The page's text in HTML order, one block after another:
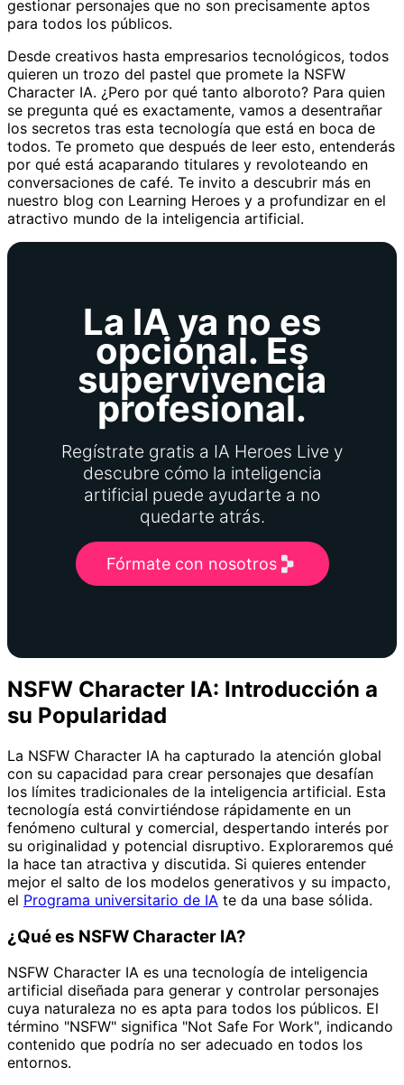
gestionar personajes que no son precisamente aptos
para todos los públicos.
Desde creativos hasta empresarios tecnológicos, todos
quieren un trozo del pastel que promete la NSFW
Character IA. ¿Pero por qué tanto alboroto? Para quien
se pregunta qué es exactamente, vamos a desentrañar
los secretos tras esta tecnología que está en boca de
todos. Te prometo que después de leer esto, entenderás
por qué está acaparando titulares y revoloteando en
conversaciones de café. Te invito a descubrir más en
nuestro blog con Learning Heroes y a profundizar en el
atractivo mundo de la inteligencia artificial.
La IA ya no es
opcional. Es
supervivencia
profesional.
Regístrate gratis a IA Heroes Live y
descubre cómo la inteligencia
artificial puede ayudarte a no
quedarte atrás.
Fórmate con nosotros
NSFW Character IA: Introducción a
su Popularidad
La NSFW Character IA ha capturado la atención global
con su capacidad para crear personajes que desafían
los límites tradicionales de la inteligencia artificial. Esta
tecnología está convirtiéndose rápidamente en un
fenómeno cultural y comercial, despertando interés por
su originalidad y potencial disruptivo. Exploraremos qué
la hace tan atractiva y discutida. Si quieres entender
mejor el salto de los modelos generativos y su impacto,
el Programa universitario de IA te da una base sólida.
¿Qué es NSFW Character IA?
NSFW Character IA es una tecnología de inteligencia
artificial diseñada para generar y controlar personajes
cuya naturaleza no es apta para todos los públicos. El
término "NSFW" significa "Not Safe For Work", indicando
contenido que podría no ser adecuado en todos los
entornos.